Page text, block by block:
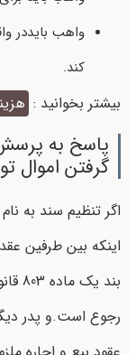
واهب بایددر
کند.
بیشتر بخوانید :
پاسخ به
گرفتن اموال
اگر تنظیم سند به
اینکه بین طرفین
رجوع است.و پدر